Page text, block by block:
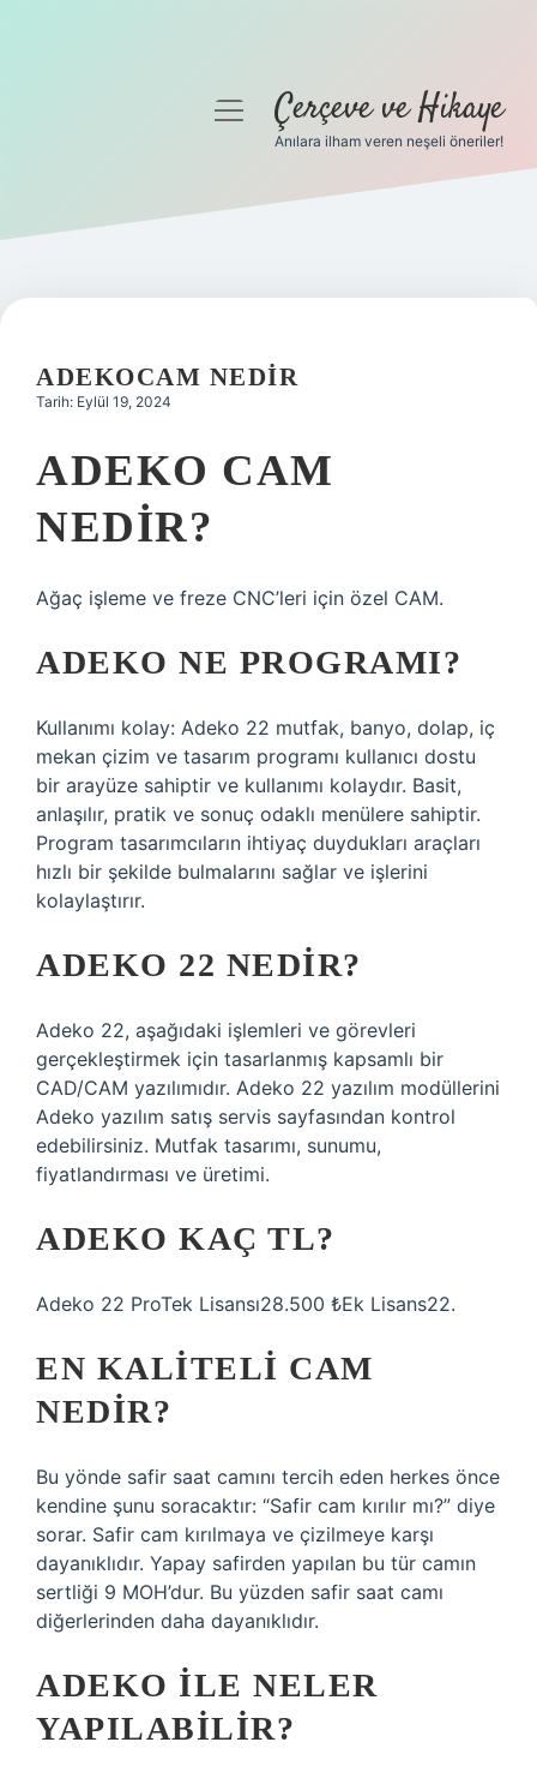
Gizlilik Politikası
Yasal Uyarı
menüyüÇerçeve ve Hikaye
Anılara ilham veren neşeli öneriler!
ADEKOCAM NEDIR
Tarih: Eylül 19, 2024
ADEKO CAM
NEDIR?
Ağaç işleme ve freze CNC’leri için özel CAM.
ADEKO NE PROGRAMI?
Kullanımı kolay: Adeko 22 mutfak, banyo, dolap, iç
mekan çizim ve tasarım programı kullanıcı dostu
bir arayüze sahiptir ve kullanımı kolaydır. Basit,
anlaşılır, pratik ve sonuç odaklı menülere sahiptir.
Program tasarımcıların ihtiyaç duydukları araçları
hızlı bir şekilde bulmalarını sağlar ve işlerini
kolaylaştırır.
ADEKO 22 NEDIR?
Adeko 22, aşağıdaki işlemleri ve görevleri
gerçekleştirmek için tasarlanmış kapsamlı bir
CAD/CAM yazılımıdır. Adeko 22 yazılım modüllerini
Adeko yazılım satış servis sayfasından kontrol
edebilirsiniz. Mutfak tasarımı, sunumu,
fiyatlandırması ve üretimi.
ADEKO KAÇ TL?
Adeko 22 ProTek Lisansı28.500 ₺Ek Lisans22.
EN KALITELI CAM
NEDIR?
Bu yönde safir saat camını tercih eden herkes önce
kendine şunu soracaktır: “Safir cam kırılır mı?” diye
sorar. Safir cam kırılmaya ve çizilmeye karşı
dayanıklıdır. Yapay safirden yapılan bu tür camın
sertliği 9 MOH’dur. Bu yüzden safir saat camı
diğerlerinden daha dayanıklıdır.
ADEKO ILE NELER
YAPILABILIR?